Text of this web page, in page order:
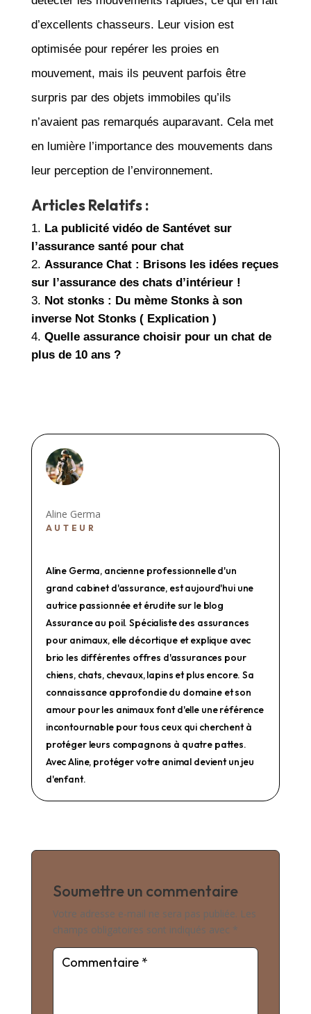
d’excellents chasseurs. Leur vision est
optimisée pour repérer les proies en
mouvement, mais ils peuvent parfois être
surpris par des objets immobiles qu’ils
n’avaient pas remarqués auparavant. Cela met
en lumière l’importance des mouvements dans
leur perception de l’environnement.
Articles Relatifs :
La publicité vidéo de Santévet sur
l’assurance santé pour chat
Assurance Chat : Brisons les idées reçues
sur l’assurance des chats d’intérieur !
Not stonks : Du mème Stonks à son
inverse Not Stonks ( Explication )
Quelle assurance choisir pour un chat de
plus de 10 ans ?
Aline Germa
AUTEUR
Aline Germa, ancienne professionnelle d'un
grand cabinet d'assurance, est aujourd'hui une
autrice passionnée et érudite sur le blog
Assurance au poil. Spécialiste des assurances
pour animaux, elle décortique et explique avec
brio les différentes offres d'assurances pour
chiens, chats, chevaux, lapins et plus encore. Sa
connaissance approfondie du domaine et son
amour pour les animaux font d'elle une référence
incontournable pour tous ceux qui cherchent à
protéger leurs compagnons à quatre pattes.
Avec Aline, protéger votre animal devient un jeu
d'enfant.
Soumettre un commentaire
Votre adresse e-mail ne sera pas publiée. Les
champs obligatoires sont indiqués avec *